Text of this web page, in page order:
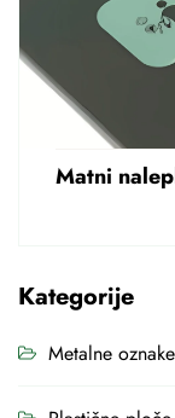
Kategorije
Metalne oznake